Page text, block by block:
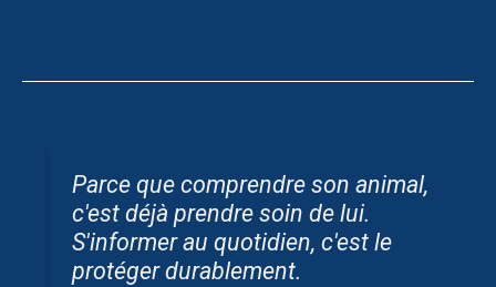
Parce que comprendre son animal,
c'est déjà prendre soin de lui.
S'informer au quotidien, c'est le
protéger durablement.